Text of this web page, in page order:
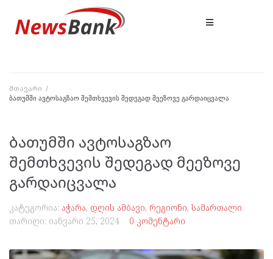
მთავარი /
ბათუმში ავტოსაგზაო შემთხვევის შედეგად მეეზოვე გარდაიცვალა
ბათუმში ავტოსაგზაო
შემთხვევის შედეგად მეეზოვე
გარდაიცვალა
კატეგორია: აჭარა, დღის ამბავი, რეგიონი, სამართალი
თარიღი: იანვარი 25, 2024 0 კომენტარი